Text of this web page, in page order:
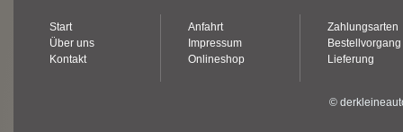
Start
Über uns
Kontakt
Anfahrt
Impressum
Onlineshop
Zahlungsarten
Bestellvorgang
Lieferung
©